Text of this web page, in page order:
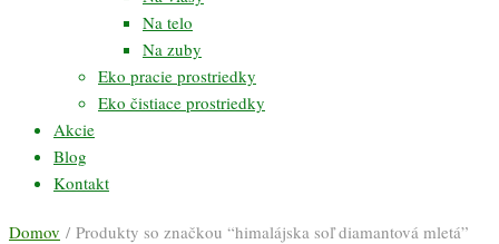
Na telo
Na zuby
Eko pracie prostriedky
Eko čistiace prostriedky
Akcie
Blog
Kontakt
Domov / Produkty so značkou “himalájska soľ diamantová mletá”